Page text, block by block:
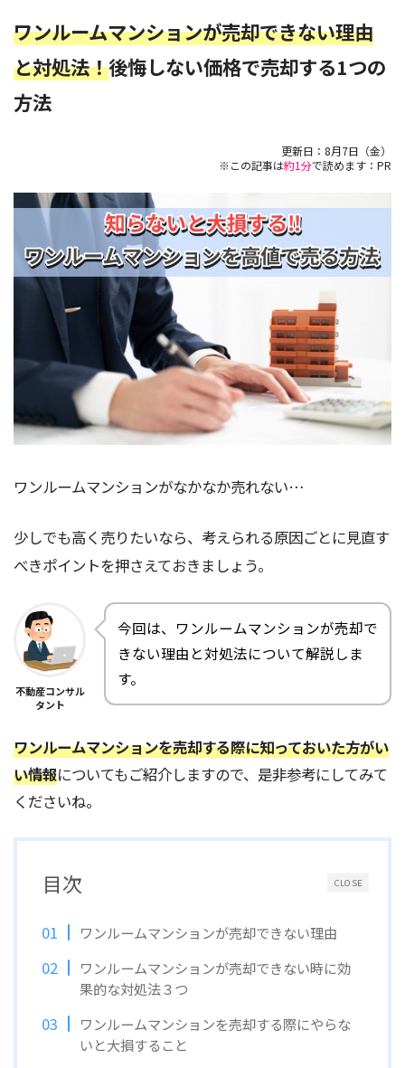
ワンルームマンションが売却できない理由
と対処法！後悔しない価格で売却する1つの
方法
更新日： 8月7日（金）
※この記事は約1分で読めます：PR
ワンルームマンションがなかなか売れない…
少しでも高く売りたいなら、考えられる原因ごとに見直す
べきポイントを押さえておきましょう。
不動産コンサル
タント
今回は、ワンルームマンションが売却で
きない理由と対処法について解説しま
す。
ワンルームマンションを売却する際に知っておいた方がい
い情報についてもご紹介しますので、是非参考にしてみて
くださいね。
CLOSE
目次
ワンルームマンションが売却できない理由
ワンルームマンションが売却できない時に効
果的な対処法３つ
ワンルームマンションを売却する際にやらな
いと大損すること